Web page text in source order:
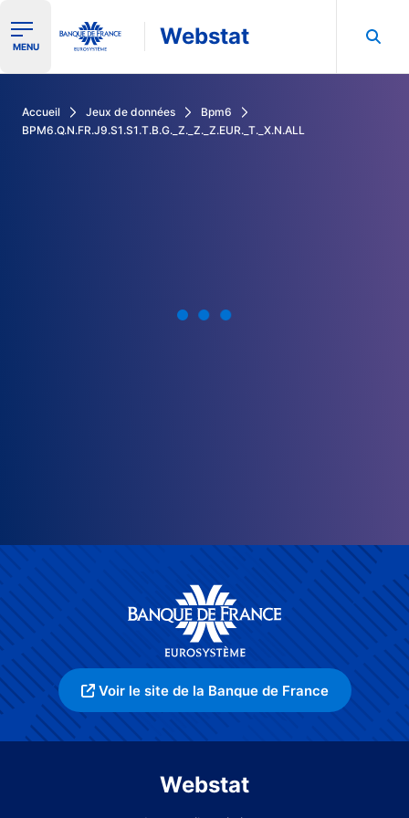
Ouvrir le menu de navigation
MENU Webstat
Accueil Jeux de données
Bpm6
BPM6.Q.N.FR.J9.S1.S1.T.B.G._Z._Z._Z.EUR._T._X.N.ALL
Voir le site de la Banque de France
Webstat